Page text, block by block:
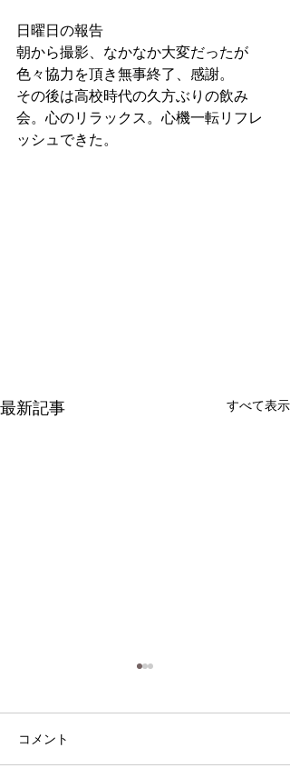
日曜日の報告
朝から撮影、なかなか大変だったが
色々協力を頂き無事終了、感謝。
その後は高校時代の久方ぶりの飲み
会。心のリラックス。心機一転リフレ
ッシュできた。
最新記事 すべて表示
コメント